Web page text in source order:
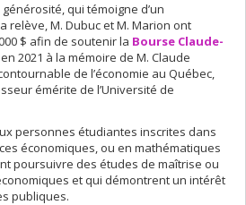
qui témoigne d’un
relève, M. Dubuc et M. Marion ont
$ afin de soutenir la Bourse Claude-
2021 à la mémoire de M. Claude
de l’économie au Québec,
émérite de l’Université de
personnes étudiantes inscrites dans
économiques, ou en mathématiques
poursuivre des études de maîtrise ou
et qui démontrent un intérêt
publiques.